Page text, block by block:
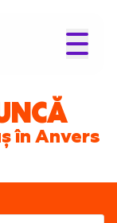
în Anvers